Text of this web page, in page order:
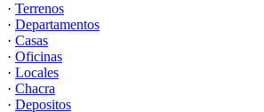
· Terrenos
· Departamentos
· Casas
· Oficinas
· Locales
· Chacra
· Depositos